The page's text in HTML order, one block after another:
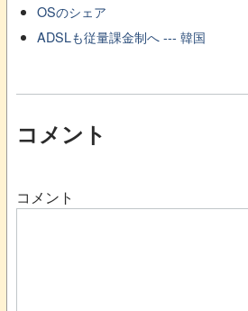
OSのシェア
ADSLも従量課金制へ --- 韓国
コメント
コメント